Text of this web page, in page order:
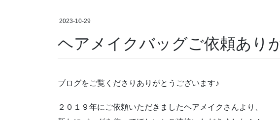
2023-10-29
ヘアメイクバッグご依頼あ
ブログをご覧くださりありがとうございます♪
２０１９年にご依頼いただきましたヘアメイクさんより、